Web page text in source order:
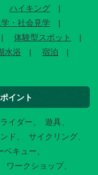
ハイキング
・社会見学
体験型スポット
水浴
宿泊
イント
イダー
遊具
ド
サイクリング
ベキュー
ワークショップ